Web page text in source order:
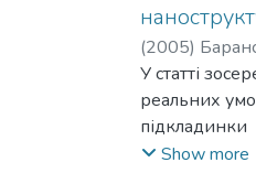
(2005)
Галина;
У статті
реальних
підкладинки
й Show more